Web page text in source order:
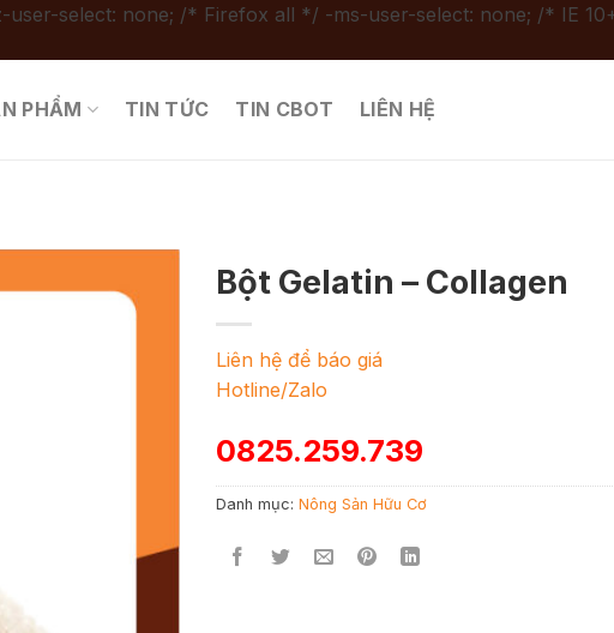
select: none; /* Firefox all */ -ms-user-select: none; /* IE
PHẨM TIN TỨC TIN CBOT LIÊN HỆ
Bột Gelatin – Collagen
Liên hệ để báo giá
Hotline/Zalo
0825.259.739
Danh mục: Nông Sản Hữu Cơ